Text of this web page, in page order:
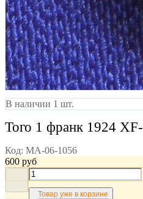
В наличии 1 шт.
Того 1 франк 1924 XF-
Код: MA-06-1056
600 руб
Товар уже в корзине